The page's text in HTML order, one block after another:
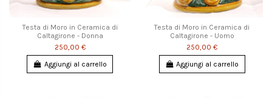
Testa di Moro in Ceramica di
Caltagirone - Donna
250,00 €
Aggiungi al carrello
Testa di Moro in Ceramica di
Caltagirone - Uomo
250,00 €
Aggiungi al carrello